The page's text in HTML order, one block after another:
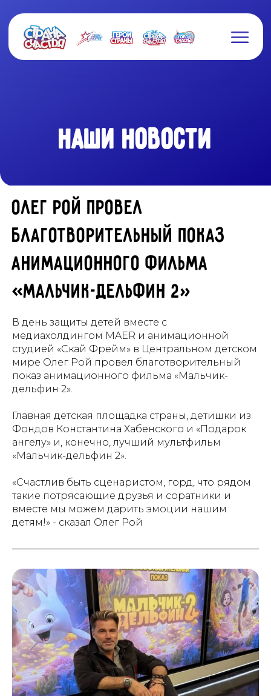
Олег Рой провел
благотворительный показ
анимационного фильма
«Мальчик-дельфин 2»
В день защиты детей вместе с
медиахолдингом МAER и анимационной
студией «Скай Фрейм» в Центральном детском
мире Олег Рой провел благотворительный
показ анимационного фильма «Мальчик-
дельфин 2».
Главная детская площадка страны, детишки из
Фондов Константина Хабенского и «Подарок
ангелу» и, конечно, лучший мультфильм
«Мальчик-дельфин 2».
«Счастлив быть сценаристом, горд, что рядом
такие потрясающие друзья и соратники и
вместе мы можем дарить эмоции нашим
детям!» - сказал Олег Рой